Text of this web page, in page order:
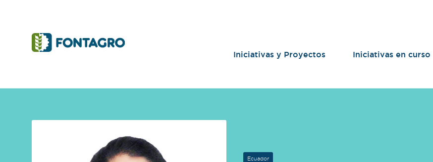
Iniciativas y Proyectos Iniciativas en curso
Ecuador